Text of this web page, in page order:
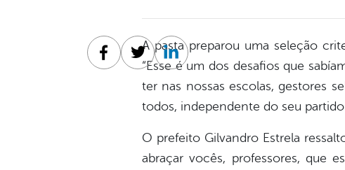
A pasta preparou uma seleção
“Esse é um dos desafios que
ter nas nossas escolas, gestores
todos, independente do seu
O prefeito Gilvandro Estrela
abraçar vocês, professores, que
Facebook
TwitterLinkedin